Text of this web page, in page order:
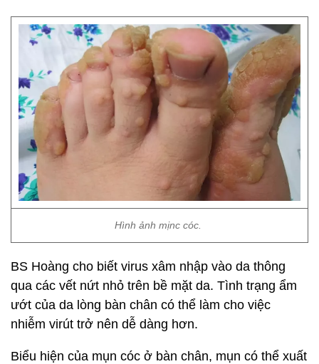
Hình ảnh mịnc cóc.
BS Hoàng cho biết virus xâm nhập vào da thông
qua các vết nứt nhỏ trên bề mặt da. Tình trạng ẩm
ướt của da lòng bàn chân có thể làm cho việc
nhiễm virút trở nên dễ dàng hơn.
Biểu hiện của mụn cóc ở bàn chân, mụn có thể xuất